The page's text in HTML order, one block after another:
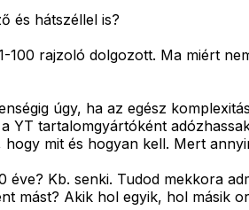
és hátszéllel is?
rajzoló dolgozott. Ma miért
úgy, ha az egész
YT tartalomgyártóként
mit és hogyan kell. Mert
Kb. senki. Tudod mekkora
mást? Akik hol egyik, hol